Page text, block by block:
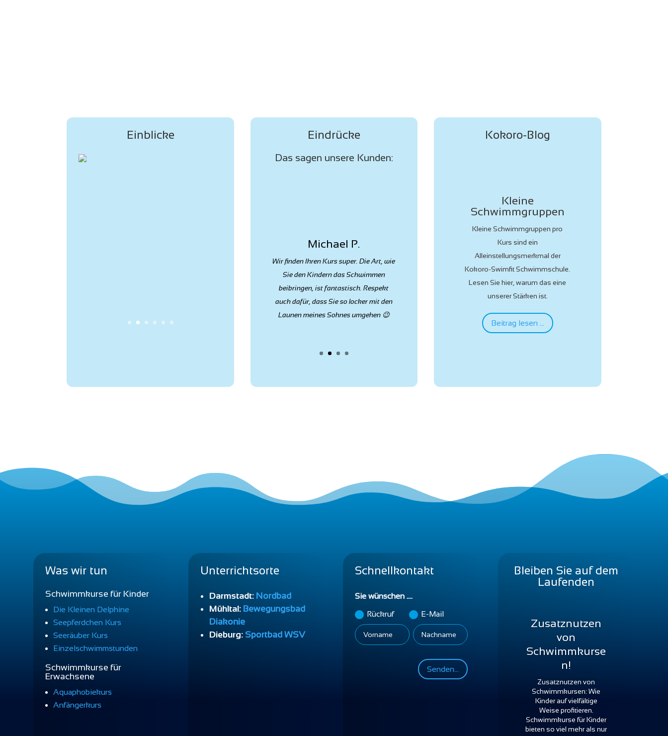
Einblicke Eindrücke
Das sagen unsere Kunden:
Christiane M.
Wir sind total froh und Dir sehr dankbar,
wie weit Du Ben in der kurzen Zeit
gebracht hast!!! DANKE dafür!
Kokoro-Blog
Gesundheit:
Schwimmen im
Herbst
Gerade im Herbst, wenn die
trockene Heizungsluft und kühle
Temperaturen Asthma
verschlimmern können, ist
Schwimmen eine ideale Lösung,
die Ihrem Kind viele
gesundheitliche Vorteile bietet.
Was wir tun
Schwimmkurse für Kinder
Die Kleinen Delphine
Seepferdchen Kurs
Seeräuber Kurs
Einzelschwimmstunden
Schwimmkurse für
Erwachsene
Aquaphobiekurs
Anfängerkurs
Unterrichtsorte
Darmstadt: Nordbad
Mühltal: Bewegungsbad
Diakonie
Dieburg: Sportbad WSV
Schnellkontakt
Sie wünschen ....
Rückruf E-Mail
Senden...
Bleiben Sie auf dem
Laufenden
COVID-19 |
Aktuelles &
möglicher
Neustart der
Schwimmkurse
Nach fast einem halben
Jahr im Lockdown, bilden
sich neue Möglichkeiten